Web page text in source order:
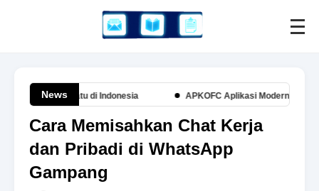
News
Nomor Satu di Indonesia APKOFC Aplikasi Modern dan
Cara Memisahkan Chat Kerja
dan Pribadi di WhatsApp
Gampang